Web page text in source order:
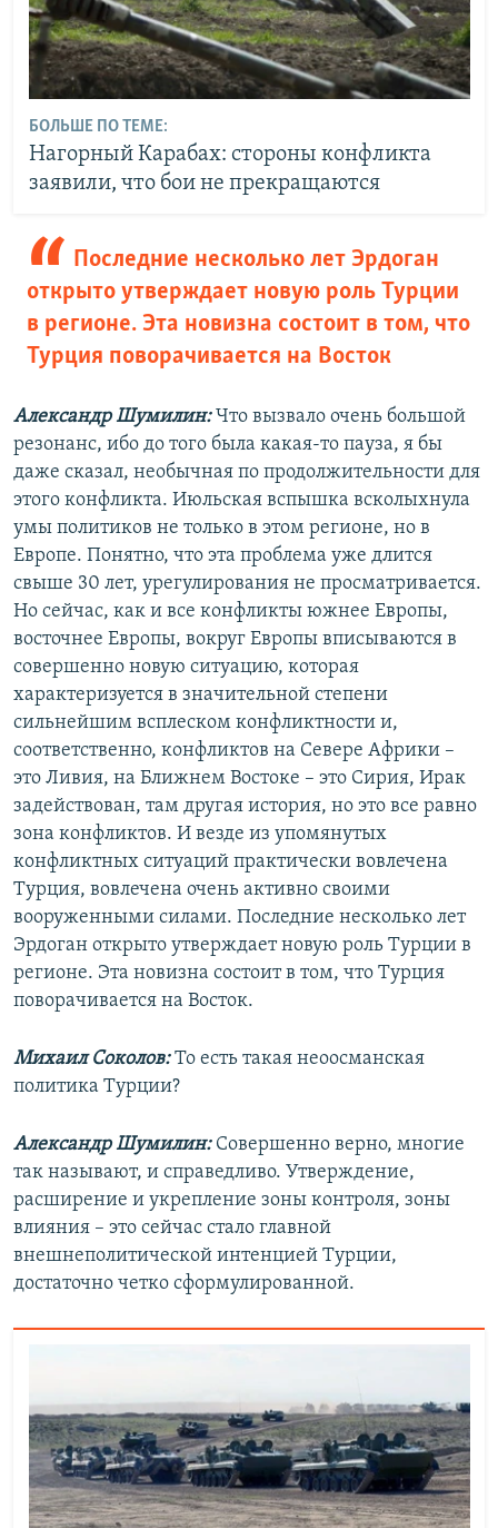
БОЛЬШЕ ПО ТЕМЕ:
Нагорный Карабах: стороны конфликта
заявили, что бои не прекращаются
Последние несколько лет Эрдоган
открыто утверждает новую роль Турции
в регионе. Эта новизна состоит в том, что
Турция поворачивается на Восток
Александр Шумилин:Что вызвало очень большой
резонанс, ибо до того была какая-то пауза, я бы
даже сказал, необычная по продолжительности для
этого конфликта. Июльская вспышка всколыхнула
умы политиков не только в этом регионе, но в
Европе. Понятно, что эта проблема уже длится
свыше 30 лет, урегулирования не просматривается.
Но сейчас, как и все конфликты южнее Европы,
восточнее Европы, вокруг Европы вписываются в
совершенно новую ситуацию, которая
характеризуется в значительной степени
сильнейшим всплеском конфликтности и,
соответственно, конфликтов на Севере Африки –
это Ливия, на Ближнем Востоке – это Сирия, Ирак
задействован, там другая история, но это все равно
зона конфликтов. И везде из упомянутых
конфликтных ситуаций практически вовлечена
Турция, вовлечена очень активно своими
вооруженными силами. Последние несколько лет
Эрдоган открыто утверждает новую роль Турции в
регионе. Эта новизна состоит в том, что Турция
поворачивается на Восток.
Михаил Соколов:То есть такая неоосманская
политика Турции?
Александр Шумилин:Совершенно верно, многие
так называют, и справедливо. Утверждение,
расширение и укрепление зоны контроля, зоны
влияния – это сейчас стало главной
внешнеполитической интенцией Турции,
достаточно четко сформулированной.